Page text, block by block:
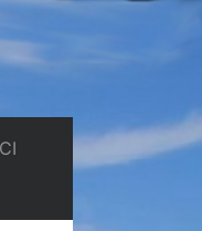
(current)